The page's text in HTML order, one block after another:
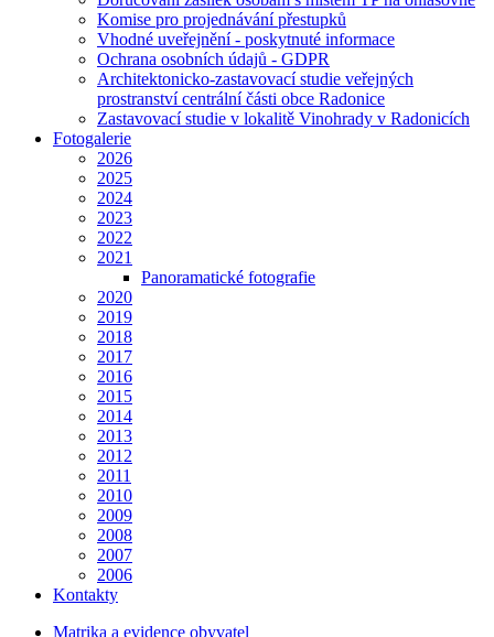
Komise pro projednávání přestupků
Vhodné uveřejnění - poskytnuté informace
Ochrana osobních údajů - GDPR
Architektonicko-zastavovací studie veřejných
prostranství centrální části obce Radonice
Zastavovací studie v lokalitě Vinohrady v Radonicích
Fotogalerie
2026
2025
2024
2023
2022
2021
Panoramatické fotografie
2020
2019
2018
2017
2016
2015
2014
2013
2012
2011
2010
2009
2008
2007
2006
Kontakty
Matrika a evidence obyvatel